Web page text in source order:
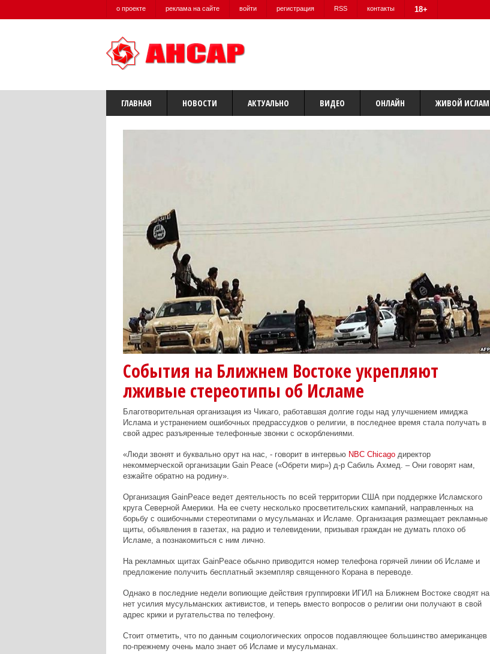
о проекте реклама на сайте войти регистрация RSS контакты 18+
ГЛАВНАЯ НОВОСТИ АКТУАЛЬНО ВИДЕО ОНЛАЙН ЖИВОЙ ИСЛАМ
События на Ближнем Востоке укрепляют
лживые стереотипы об Исламе
Благотворительная организация из Чикаго, работавшая долгие годы над улучшением имиджа
Ислама и устранением ошибочных предрассудков о религии, в последнее время стала получать в
свой адрес разъяренные телефонные звонки с оскорблениями.
«Люди звонят и буквально орут на нас, - говорит в интервью NBC Chicagoдиректор
некоммерческой организации Gain Peace («Обрети мир») д-р Сабиль Ахмед. – Они говорят нам,
езжайте обратно на родину».
Организация GainPeaceведет деятельность по всей территории США при поддержке Исламского
круга Северной Америки. На ее счету несколько просветительских кампаний, направленных на
борьбу с ошибочными стереотипами о мусульманах и Исламе. Организация размещает рекламные
щиты, объявления в газетах, на радио и телевидении, призывая граждан не думать плохо об
Исламе, а познакомиться с ним лично.
На рекламных щитах GainPeaceобычно приводится номер телефона горячей линии об Исламе и
предложение получить бесплатный экземпляр священного Корана в переводе.
Однако в последние недели вопиющие действия группировки ИГИЛ на Ближнем Востоке сводят на
нет усилия мусульманских активистов, и теперь вместо вопросов о религии они получают в свой
адрес крики и ругательства по телефону.
Стоит отметить, что по данным социологических опросов подавляющее большинство американцев
по-прежнему очень мало знает об Исламе и мусульманах.